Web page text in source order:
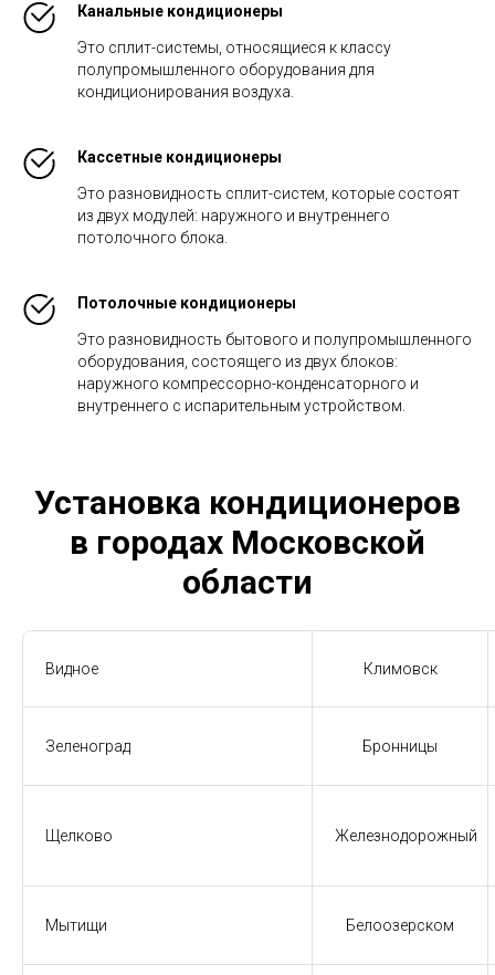
Канальные кондиционеры
Это сплит-системы, относящиеся к классу
полупромышленного оборудования для
кондиционирования воздуха.
Кассетные кондиционеры
Это разновидность сплит-систем, которые состоят
из двух модулей: наружного и внутреннего
потолочного блока.
Потолочные кондиционеры
Это разновидность бытового и полупромышленного
оборудования, состоящего из двух блоков:
наружного компрессорно-конденсаторного и
внутреннего с испарительным устройством.
Установка кондиционеров
в городах Московской
области
Видное Климовск
Зеленоград Бронницы
Щелково Железнодорожный
Мытищи Белоозерском